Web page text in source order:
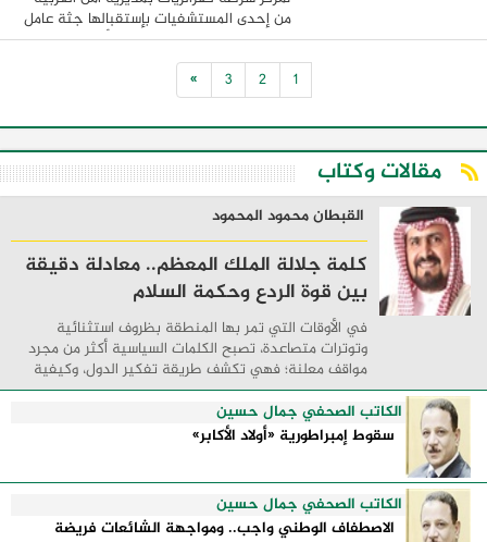
من إحدى المستشفيات بإستقبالها جثة عامل
ونجل شقيقه "مصاب بجرح بالرأس" ، مقيمان
بدائرة المركز . بالفحص تبين قيام 3 ...
1
2
3
»
مقالات وكتاب
القبطان محمود المحمود
كلمة جلالة الملك المعظم.. معادلة دقيقة
بين قوة الردع وحكمة السلام
في الأوقات التي تمر بها المنطقة بظروف استثنائية
وتوترات متصاعدة، تصبح الكلمات السياسية أكثر من مجرد
مواقف معلنة؛ فهي تكشف طريقة تفكير الدول، وكيفية
إدارتها للأزمات، والحدود التي تفصل بين القوة ...
الكاتب الصحفي جمال حسين
سقوط إمبراطورية «أولاد الأكابر»
الكاتب الصحفي جمال حسين
الاصطفاف الوطني واجب.. ومواجهة الشائعات فريضة